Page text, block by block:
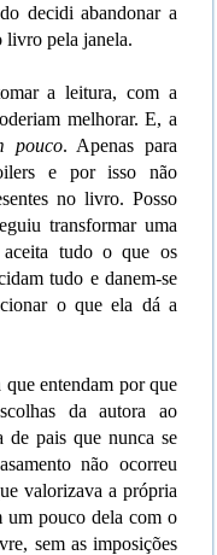
decidi abandonar a
livro pela janela.
a leitura, com a
melhorar. E, a
pouco. Apenas para
e por isso não
no livro. Posso
transformar uma
tudo o que os
tudo e danem-se
o que ela dá a
entendam por que
da autora ao
de pais que nunca se
não ocorreu
valorizava a própria
um pouco dela com o
sem as imposições